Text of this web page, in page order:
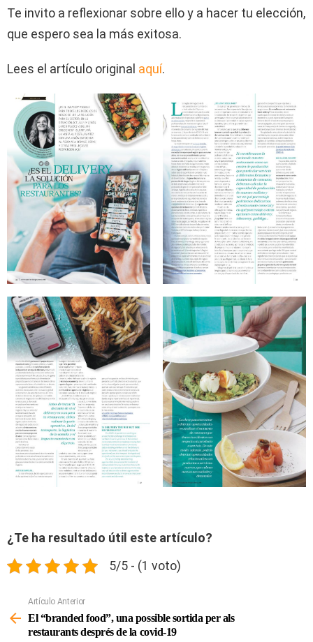
Te invito a reflexionar sobre ello y a hacer tu elección,
que espero sea la más exitosa.
Lees el artículo original aquí.
¿Te ha resultado útil este artículo?
5/5 - (1 voto)
Más
Artículo Anterior
El “branded food”, una possible sortida per als
restaurants després de la covid-19